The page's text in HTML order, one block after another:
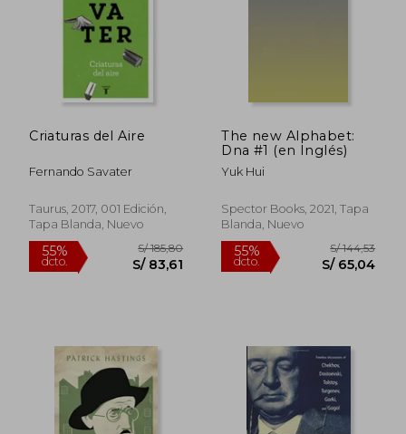
55% S/ 334,48 55% S/
Criaturas del Aire
Fernando Savater
Taurus, 2017, 001 Edición,
Tapa Blanda, Nuevo
The new Alphabet:
Dna #1 (en Inglés)
Yuk Hui
Spector Books, 2021, Tapa
Blanda, Nuevo